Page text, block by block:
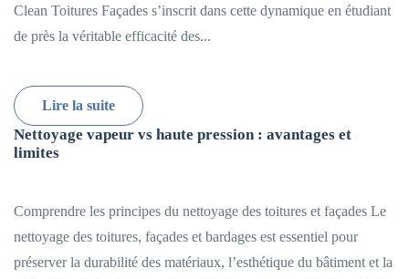
Clean Toitures Façades s’inscrit dans cette dynamique en étudiant
de près la véritable efficacité des...
Lire la suite
Nettoyage vapeur vs haute pression : avantages et
limites
Comprendre les principes du nettoyage des toitures et façades Le
nettoyage des toitures, façades et bardages est essentiel pour
préserver la durabilité des matériaux, l’esthétique du bâtiment et la